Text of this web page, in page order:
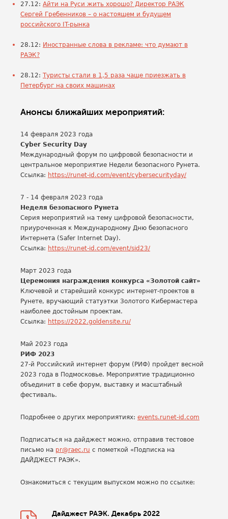
27.12: Айти на Руси жить хорошо? Директор РАЭК
Сергей Гребенников – о настоящем и будущем
российского IT-рынка
28.12: Иностранные слова в рекламе: что думают в
РАЭК?
28.12: Туристы стали в 1,5 раза чаще приезжать в
Петербург на своих машинах
Анонсы ближайших мероприятий:
14 февраля 2023 года
Cyber Security Day
Международный форум по цифровой безопасности и
центральное мероприятие Недели безопасного Рунета.
Ссылка: https://runet-id.com/event/cybersecurityday/
7 - 14 февраля 2023 года
Неделя безопасного Рунета
Серия мероприятий на тему цифровой безопасности,
приуроченная к Международному Дню безопасного
Интернета (Safer Internet Day).
Ссылка: https://runet-id.com/event/sid23/
Март 2023 года
Церемония награждения конкурса «Золотой сайт»
Ключевой и старейший конкурс интернет-проектов в
Рунете, вручающий статуэтки Золотого Кибермастера
наиболее достойным проектам.
Ссылка: https://2022.goldensite.ru/
Май 2023 года
РИФ 2023
27-й Российский интернет форум (РИФ) пройдет весной
2023 года в Подмосковье. Мероприятие традиционно
объединит в себе форум, выставку и масштабный
фестиваль.
Подробнее о других мероприятиях: events.runet-id.com
Подписаться на дайджест можно, отправив тестовое
письмо на pr@raec.ru с пометкой «Подписка на
ДАЙДЖЕСТ РАЭК».
Ознакомиться с текущим выпуском можно по ссылке:
Дайджест РАЭК. Декабрь 2022